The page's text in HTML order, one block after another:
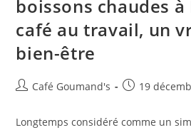
boissons chaudes
café au travail, un
bien-être
Café Goumand's 19
Longtemps considéré comme un